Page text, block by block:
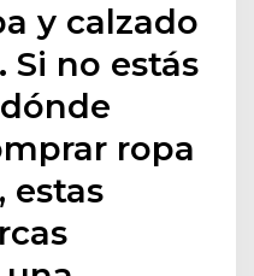
y calzado
Si no estás
ropa
estas